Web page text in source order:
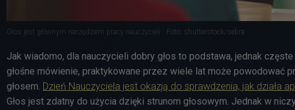
Głos jest głównym narzędziem pracy nauczycieli Foto: shutterstock/sebra
Jak wiadomo, dla nauczycieli dobry głos to podstawa, jednak częste
głośne mówienie, praktykowane przez wiele lat może powodować
głosem. Dzień Nauczyciela jest okazją do sprawdzenia, jak działa
Głos jest zdatny do użycia dzięki strunom głosowym. Jednak w